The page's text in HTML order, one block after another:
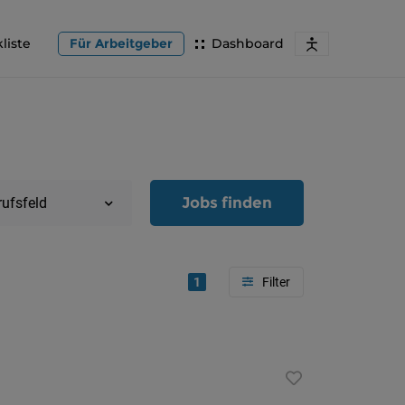
Dashboard
Für Arbeitgeber
Jobs finden
1